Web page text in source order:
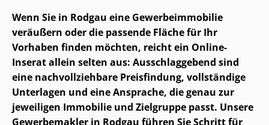
Wenn Sie in Rodgau eine Ge­wer­be­im­mo­bi­lie
veräußern oder die passende Fläche für Ihr
Vorhaben finden möchten, reicht ein Online-
Inserat allein selten aus: Ausschlaggebend sind
eine nach­voll­zieh­ba­re Preisfindung, vollständige
Unterlagen und eine Ansprache, die genau zur
jeweiligen Immobilie und Zielgruppe passt. Unsere
Gewerbemakler in Rodgau führen Sie Schritt für